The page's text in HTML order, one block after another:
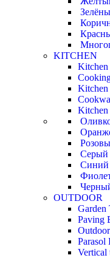
KITCHEN
Kitchen
Kitchen
Kitchen
Серый
Синий
OUTDOOR
Garden
Paving
Parasol
Vertical